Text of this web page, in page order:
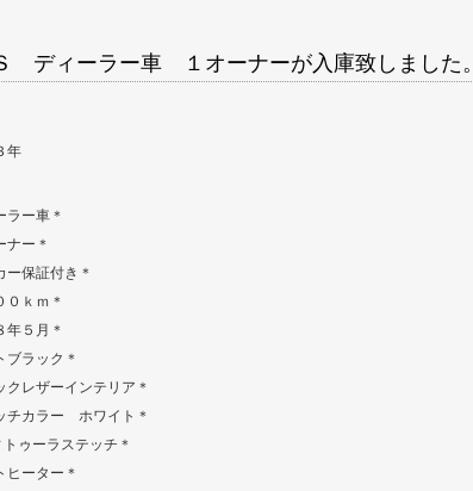
ィーラー車 １オーナーが入庫致しました。
年
ラー車＊
ナー＊
ー保証付き＊
０ｋｍ＊
年５月＊
ブラック＊
クレザーインテリア＊
チカラー ホワイト＊
トゥーラステッチ＊
ヒーター＊